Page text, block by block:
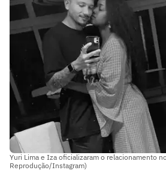
Yuri Lima e Iza oficializaram o relacionamento
Reprodução/Instagram)